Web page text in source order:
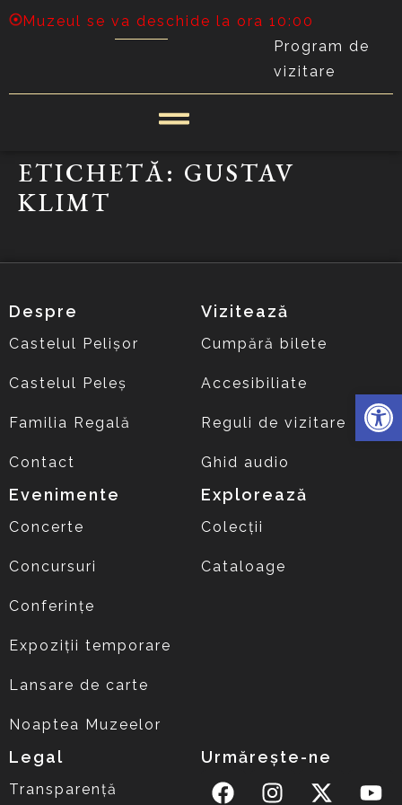
Muzeul se va deschide la ora 10:00
Program de
vizitare
ETICHETĂ: GUSTAV
KLIMT
Despre
Castelul Pelișor
Castelul Peleș
Familia Regală
Contact
Vizitează
Cumpără bilete
Accesibiliate
Reguli de vizitare
Ghid audio
Evenimente
Concerte
Concursuri
Conferințe
Expoziții temporare
Lansare de carte
Noaptea Muzeelor
Explorează
Colecții
Cataloage
Legal
Transparență
Urmărește-ne